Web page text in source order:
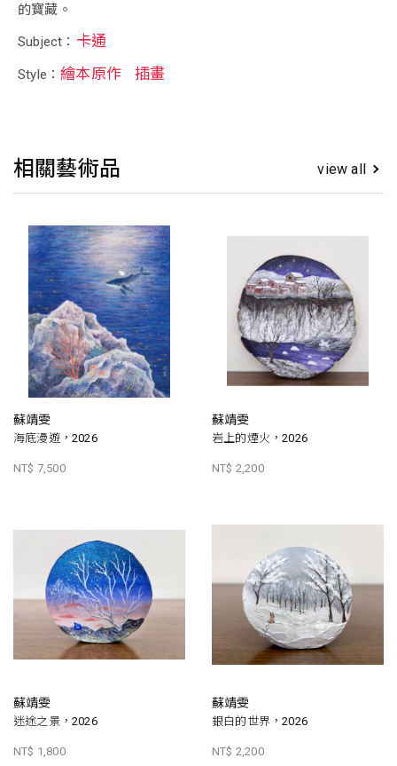
的寶藏。
Subject： 卡通
Style：繪本原作 插畫
相關藝術品 view all
蘇靖雯
海底漫遊，2026
NT$ 7,500
蘇靖雯
岩上的煙火，2026
NT$ 2,200
蘇靖雯
迷途之景，2026
NT$ 1,800
蘇靖雯
銀白的世界，2026
NT$ 2,200